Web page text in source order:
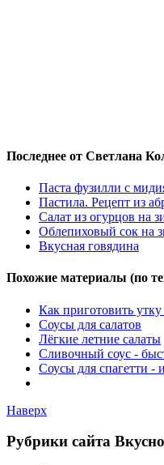
Последнее от Светлана
Паста фузилли с
Пастила. Рецепт из
Салат из огурцов на
Облепиховый сок на
Вкусная говядина
Похожие материалы (по
Как приготовить утку
Соусы для салатов
Лёгкие летние салаты
Сливочный соус -
Соусы для спагетти -
Наверх
Рубрики сайта